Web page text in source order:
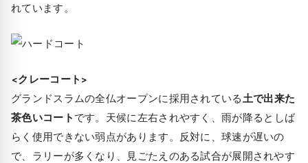
れています。
<クレーコート>
グランドスラムの全仏オープンに採用されている 土で出来た
茶色いコート です。天候に左右されやすく、雨が降るとしば
らく使用できない弱点があります。反対に、球速が遅いの
で、ラリーが多くなり、見ごたえのある試合が展開されやす